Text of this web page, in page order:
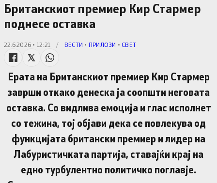
Британскиот премиер Кир Стармер
поднесе оставка
22.6.2026 • 12:21 / ВЕСТИ • ПРИЛОЗИ •СВЕТ
Ерата на Британскиот премиер Кир Стармер
заврши откако денеска ја соопшти неговата
оставка. Со видлива емоција и глас исполнет
со тежина, тој објави дека се повлекува од
функцијата британски премиер и лидер на
Лабуристичката партија, ставајќи крај на
едно турбулентно политичко поглавје.